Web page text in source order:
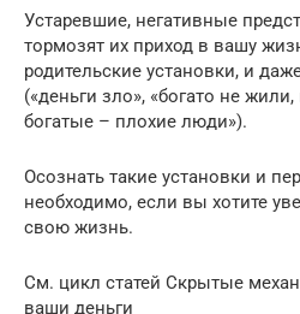
Устаревшие, негативные
тормозят их приход в вашу
родительские установки, и
(«деньги зло», «богато не
богатые – плохие люди»).
Осознать такие установки и
необходимо, если вы хотите
свою жизнь.
См. цикл статей Скрытые
ваши деньги